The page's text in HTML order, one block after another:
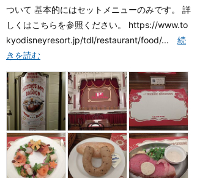
ついて 基本的にはセットメニューのみです。 詳
しくはこちらを参照ください。 https://www.to
kyodisneyresort.jp/tdl/restaurant/food/... 続
きを読む